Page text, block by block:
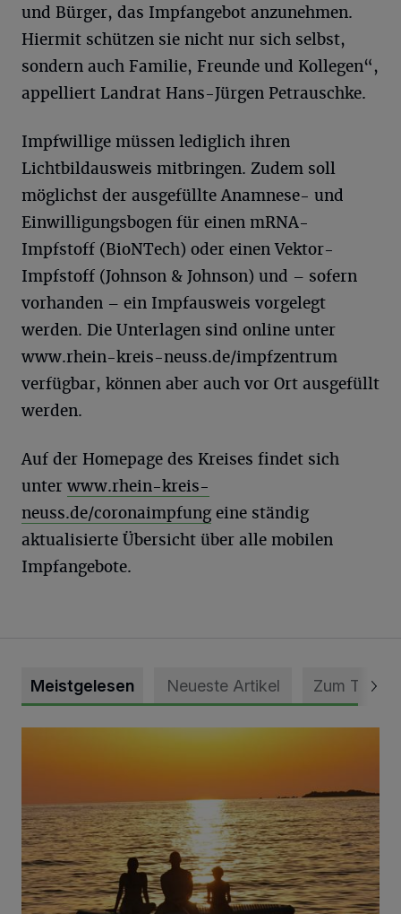
und Bürger, das Impfangebot anzunehmen.
Hiermit schützen sie nicht nur sich selbst,
sondern auch Familie, Freunde und Kollegen“,
appelliert Landrat Hans-Jürgen Petrauschke.
Impfwillige müssen lediglich ihren
Lichtbildausweis mitbringen. Zudem soll
möglichst der ausgefüllte Anamnese- und
Einwilligungsbogen für einen mRNA-
Impfstoff (BioNTech) oder einen Vektor-
Impfstoff (Johnson & Johnson) und – sofern
vorhanden – ein Impfausweis vorgelegt
werden. Die Unterlagen sind online unter
www.rhein-kreis-neuss.de/impfzentrum
verfügbar, können aber auch vor Ort ausgefüllt
werden.
Auf der Homepage des Kreises findet sich
unter www.rhein-kreis-
neuss.de/coronaimpfungeine ständig
aktualisierte Übersicht über alle mobilen
Impfangebote.
Meistgelesen Neueste Artikel Zum Thema
Die schönsten Sommermomente gesucht